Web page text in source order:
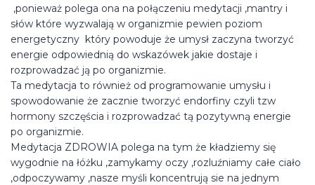
,ponieważ polega ona na połączeniu medytacji ,mantry i
słów które wyzwalają w organizmie pewien poziom
energetyczny który powoduje że umysł zaczyna tworzyć
energie odpowiednią do wskazówek jakie dostaje i
rozprowadzać ją po organizmie.
Ta medytacja to również od programowanie umysłu i
spowodowanie że zacznie tworzyć endorfiny czyli tzw
hormony szczęścia i rozprowadzać tą pozytywną energie
po organizmie.
Medytacja ZDROWIA polega na tym że kładziemy się
wygodnie na łóżku ,zamykamy oczy ,rozluźniamy całe ciało
,odpoczywamy ,nasze myśli koncentrują sie na jednym